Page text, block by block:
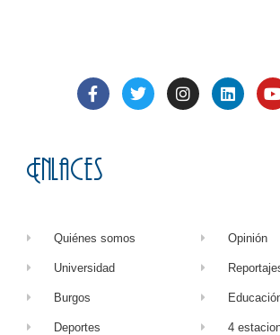
Enlaces
Quiénes somos
Universidad
Burgos
Deportes
Opinión
4